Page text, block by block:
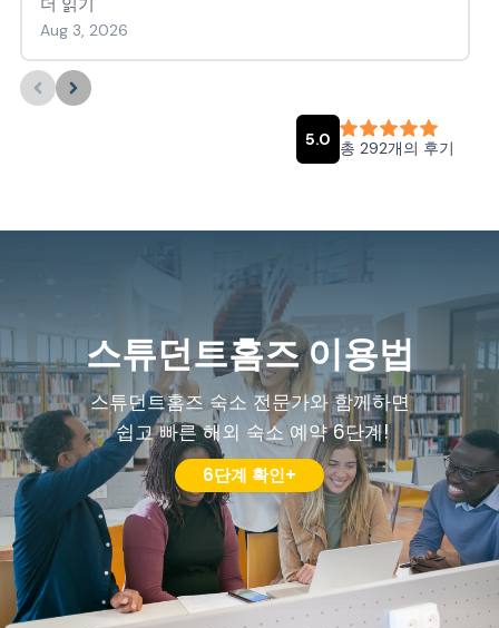
스튜던트홈즈 이용법
스튜던트홈즈 숙소 전문가와 함께하면
쉽고 빠른 해외 숙소 예약 6단계!
6단계 확인+